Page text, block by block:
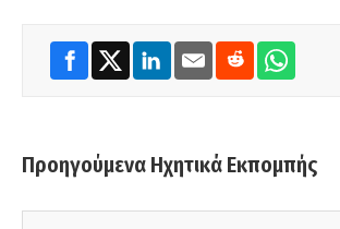
Προηγούμενα Ηχητικά Εκπομπής